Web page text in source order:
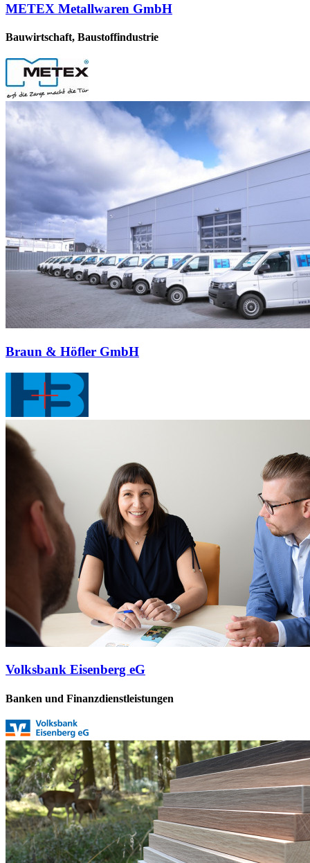
METEX Metallwaren GmbH
Bauwirtschaft, Baustoffindustrie
Braun & Höfler GmbH
Volksbank Eisenberg eG
Banken und Finanzdienstleistungen